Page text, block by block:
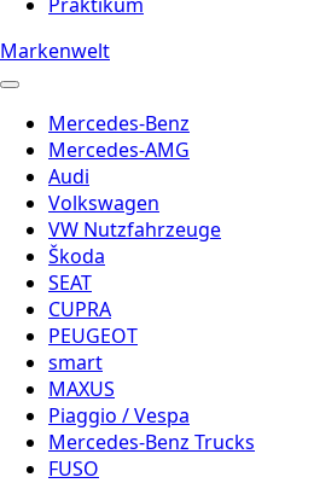
Markenwelt
Mercedes-Benz
Mercedes-AMG
Audi
Volkswagen
VW Nutzfahrzeuge
Škoda
SEAT
CUPRA
PEUGEOT
smart
MAXUS
Piaggio / Vespa
Mercedes-Benz Trucks
FUSO